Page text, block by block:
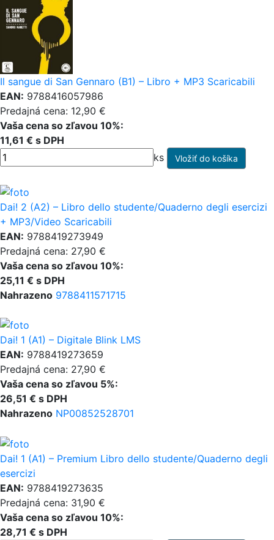
Il sangue di San Gennaro (B1) – Libro + MP3 Scaricabili
EAN: 9788416057986
Predajná cena: 12,90 €
Vaša cena so zľavou 10%:
11,61 € s DPH
ks
Dai! 2 (A2) – Libro dello studente/Quaderno degli esercizi
+ MP3/Video Scaricabili
EAN: 9788419273949
Predajná cena: 27,90 €
Vaša cena so zľavou 10%:
25,11 € s DPH
Nahrazeno 9788411571715
Dai! 1 (A1) – Digitale Blink LMS
EAN: 9788419273659
Predajná cena: 27,90 €
Vaša cena so zľavou 5%:
26,51 € s DPH
Nahrazeno NP00852528701
Dai! 1 (A1) – Premium Libro dello studente/Quaderno degli
esercizi
EAN: 9788419273635
Predajná cena: 31,90 €
Vaša cena so zľavou 10%:
28,71 € s DPH